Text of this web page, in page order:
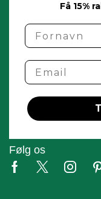
Få 15%
name
Email
Følg os